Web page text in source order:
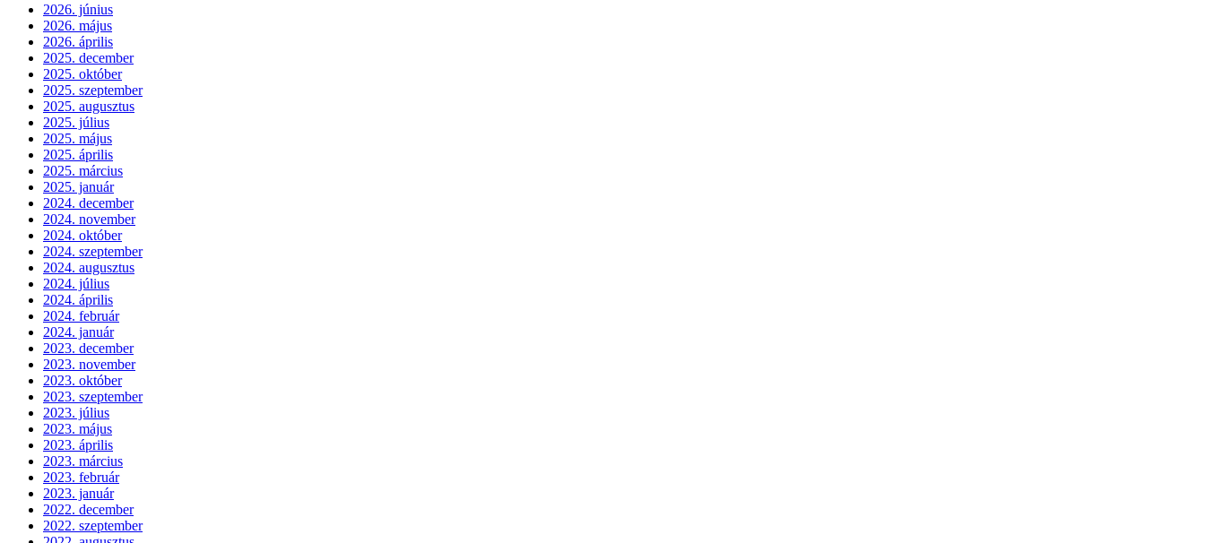
2026. június
2026. május
2026. április
2025. december
2025. október
2025. szeptember
2025. augusztus
2025. július
2025. május
2025. április
2025. március
2025. január
2024. december
2024. november
2024. október
2024. szeptember
2024. augusztus
2024. július
2024. április
2024. február
2024. január
2023. december
2023. november
2023. október
2023. szeptember
2023. július
2023. május
2023. április
2023. március
2023. február
2023. január
2022. december
2022. szeptember